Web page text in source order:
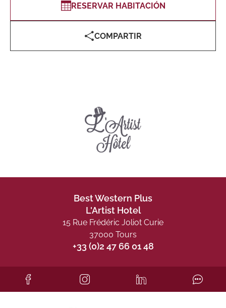
RESERVAR HABITACIÓN
COMPARTIR
Best Western Plus
L'Artist Hotel
15 Rue Frédéric Joliot Curie
37000 Tours
+33 (0)2 47 66 01 48